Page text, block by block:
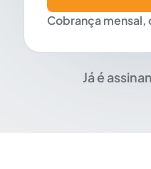
Cobrança
Já é